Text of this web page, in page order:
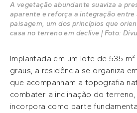
A vegetação abundante suaviza a
aparente e reforça a integração entre
paisagem, um dos princípios que
casa no terreno em declive | Foto:
Implantada em um lote de 535
graus, a residência se organiza
que acompanham a topografia
combater a inclinação do
incorpora como parte